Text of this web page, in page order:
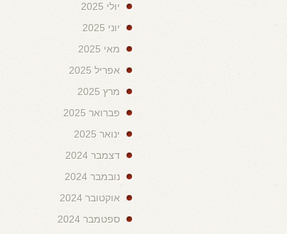
יולי 2025
יוני 2025
מאי 2025
אפריל 2025
מרץ 2025
פברואר 2025
ינואר 2025
דצמבר 2024
נובמבר 2024
אוקטובר 2024
ספטמבר 2024